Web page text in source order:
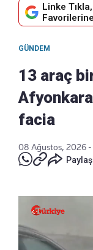
Linke
GÜNDEM
13 araç
facia
08 Ağustos, 2026 -
Paylaş